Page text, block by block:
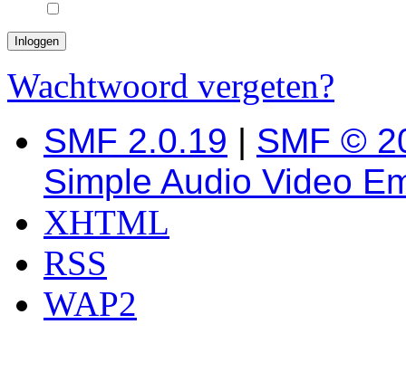
Wachtwoord vergeten?
SMF 2.0.19 | SMF ©
Simple Audio Video
XHTML
RSS
WAP2